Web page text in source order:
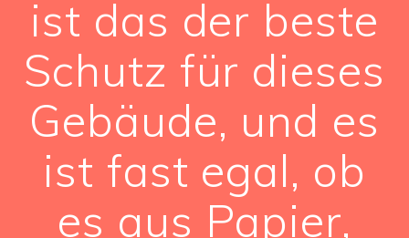
ist das der beste
Schutz für dieses
Gebäude, und es
ist fast egal, ob
es aus Papier,